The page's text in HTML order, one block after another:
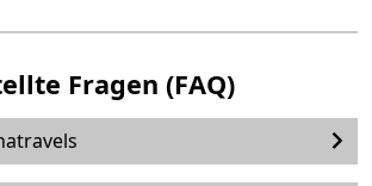
Fragen (FAQ)